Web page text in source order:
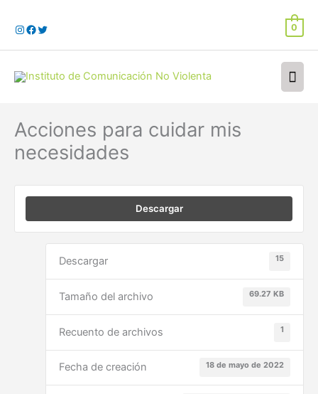
contenido
0
Acciones para cuidar mis
necesidades
Descargar
Descargar 15
Tamaño del archivo 69.27 KB
Recuento de archivos 1
Fecha de creación 18 de mayo de 2022